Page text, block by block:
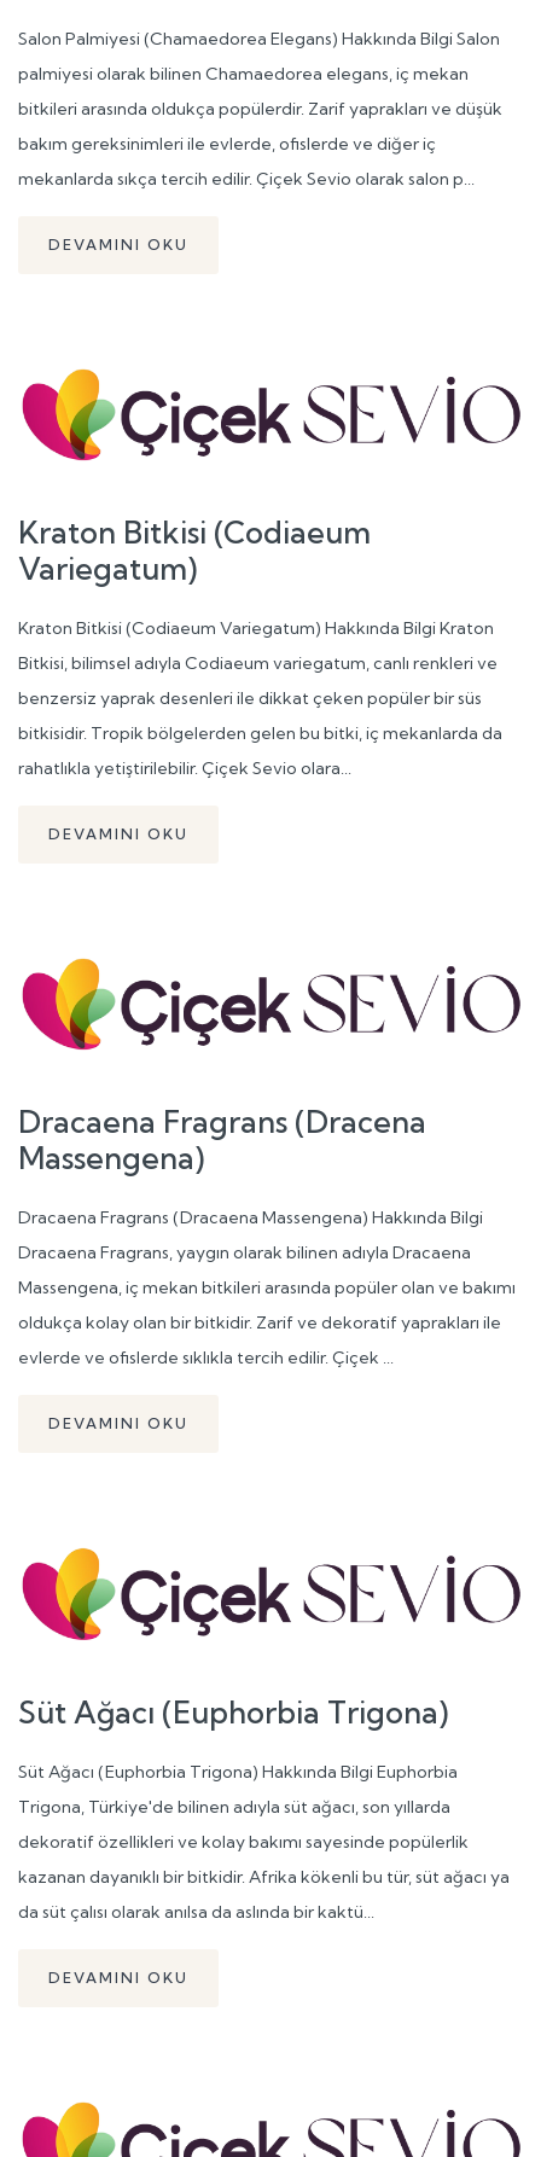
Salon Palmiyesi (Chamaedorea Elegans) Hakkında Bilgi Salon
palmiyesi olarak bilinen Chamaedorea elegans, iç mekan
bitkileri arasında oldukça popülerdir. Zarif yaprakları ve düşük
bakım gereksinimleri ile evlerde, ofislerde ve diğer iç
mekanlarda sıkça tercih edilir. Çiçek Sevio olarak salon p...
DEVAMINI OKU
Kraton Bitkisi (Codiaeum
Variegatum)
Kraton Bitkisi (Codiaeum Variegatum) Hakkında Bilgi Kraton
Bitkisi, bilimsel adıyla Codiaeum variegatum, canlı renkleri ve
benzersiz yaprak desenleri ile dikkat çeken popüler bir süs
bitkisidir. Tropik bölgelerden gelen bu bitki, iç mekanlarda da
rahatlıkla yetiştirilebilir. Çiçek Sevio olara...
DEVAMINI OKU
Dracaena Fragrans (Dracena
Massengena)
Dracaena Fragrans (Dracaena Massengena) Hakkında Bilgi
Dracaena Fragrans, yaygın olarak bilinen adıyla Dracaena
Massengena, iç mekan bitkileri arasında popüler olan ve bakımı
oldukça kolay olan bir bitkidir. Zarif ve dekoratif yaprakları ile
evlerde ve ofislerde sıklıkla tercih edilir. Çiçek ...
DEVAMINI OKU
Süt Ağacı (Euphorbia Trigona)
Süt Ağacı (Euphorbia Trigona) Hakkında Bilgi Euphorbia
Trigona, Türkiye'de bilinen adıyla süt ağacı, son yıllarda
dekoratif özellikleri ve kolay bakımı sayesinde popülerlik
kazanan dayanıklı bir bitkidir. Afrika kökenli bu tür, süt ağacı ya
da süt çalısı olarak anılsa da aslında bir kaktü...
DEVAMINI OKU